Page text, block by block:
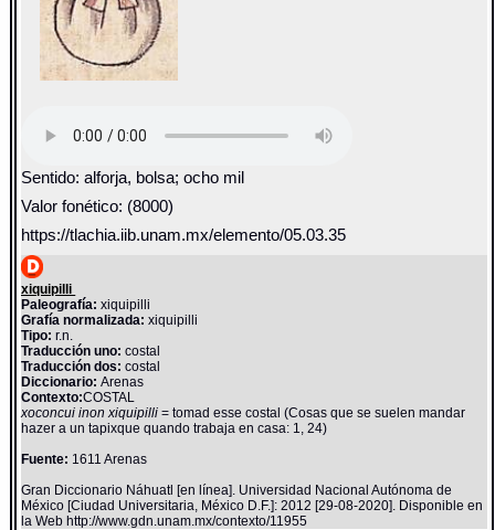
Sentido: alforja, bolsa; ocho mil
Valor fonético: (8000)
https://tlachia.iib.unam.mx/elemento/05.03.35
xiquipilli
Paleografía: xiquipilli
Grafía normalizada: xiquipilli
Tipo: r.n.
Traducción uno: costal
Traducción dos: costal
Diccionario:Arenas
Contexto:COSTAL
xoconcui inon xiquipilli= tomad esse costal (Cosas que se suelen mandar
hazer a un tapixque quando trabaja en casa: 1, 24)
Fuente: 1611 Arenas
Gran Diccionario Náhuatl [en línea]. Universidad Nacional Autónoma de
México [Ciudad Universitaria, México D.F.]: 2012 [29-08-2020]. Disponible en
la Web http://www.gdn.unam.mx/contexto/11955